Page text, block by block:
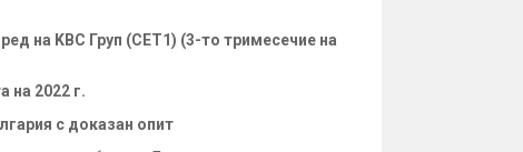
на KBC Груп (CET1) (3-то тримесечие на
на 2022 г.
с доказан опит